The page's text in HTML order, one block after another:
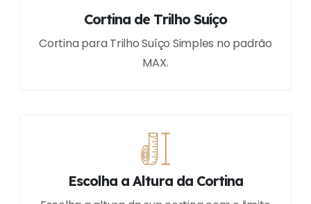
Cortina de Trilho Suíço
Cortina para Trilho Suíço Simples no padrão
MAX.
Escolha a Altura da Cortina